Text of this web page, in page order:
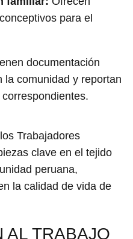
para el
documentación
la comunidad y reportan
Trabajadores
clave en el tejido
peruana,
la calidad de vida de
AL TRABAJO